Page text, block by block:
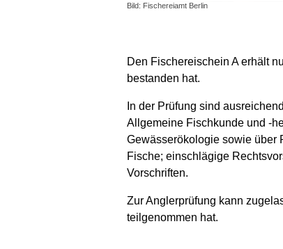
Bild: Fischereiamt Berlin
Den Fischereischein A erhält
bestanden hat.
In der Prüfung sind
Allgemeine Fischkunde und -
Gewässerökologie sowie über
Fische; einschlägige
Vorschriften.
Zur Anglerprüfung kann
teilgenommen hat.